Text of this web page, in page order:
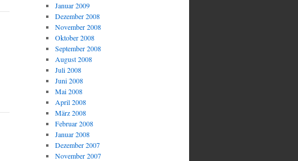
Januar 2009
Dezember 2008
November 2008
Oktober 2008
September 2008
August 2008
Juli 2008
Juni 2008
Mai 2008
April 2008
März 2008
Februar 2008
Januar 2008
Dezember 2007
November 2007